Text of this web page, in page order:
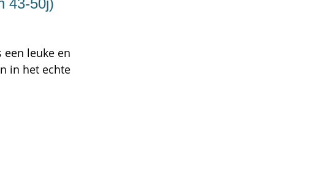
43-50j)
leuke en
in het echte